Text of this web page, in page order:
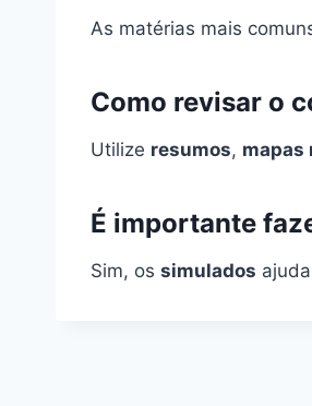
As matérias mais
Como revisar o
Utilize resumos, mapas
É importante
Sim, os simulados